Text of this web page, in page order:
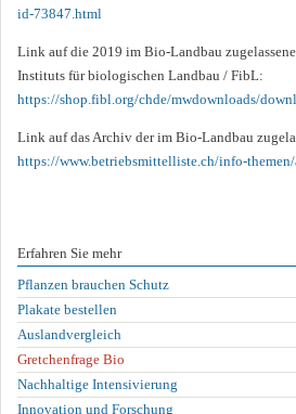
id-73847.html
Link auf die 2019 im Bio-Landbau
Instituts für biologischen Landbau / FibL:
https://shop.fibl.org/chde/mwdownloads/
Link auf das Archiv der im Bio-Landbau
https://www.betriebsmittelliste.ch/info-
Erfahren Sie mehr
Navigation
überspringen
Pflanzen brauchen Schutz
Plakate bestellen
Auslandvergleich
Gretchenfrage Bio
Nachhaltige Intensivierung
Innovation und Forschung